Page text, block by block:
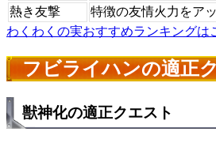
熱き友撃
特徴の友情火力をア
わくわくの実おすすめランキングは
フビライハンの適正
獣神化の適正クエスト